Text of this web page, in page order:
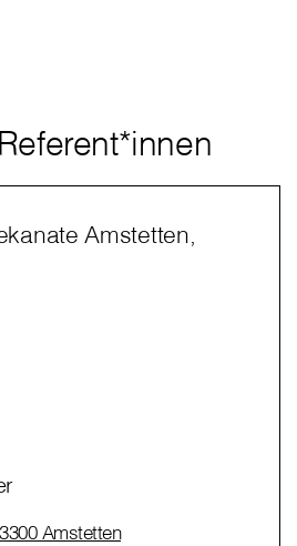
Amstetten,
Amstetten